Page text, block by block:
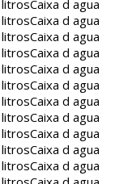
Caixa d agua
Caixa d agua
Caixa d agua
Caixa d agua
Caixa d agua
Caixa d agua
Caixa d agua
Caixa d agua
Caixa d agua
Caixa d agua
Caixa d agua